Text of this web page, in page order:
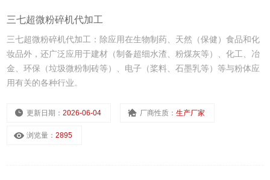
三七超微粉碎机代加工
三七超微粉碎机代加工：除应用在生物制药、天然（保健）食品和化
妆品外，还广泛应用于建材（制备超细水渣、粉煤灰等）、化工、冶
金、环保（垃圾微粉制砖等）、电子（桨料、石墨乳等）等与粉体应
用有关的各种行业。
更新日期：2026-06-04 厂商性质：生产厂家
浏览量：2895